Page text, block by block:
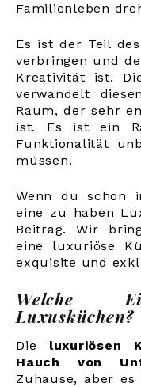
Familienleben
Es ist der Teil
verbringen und
Kreativität ist.
verwandelt
Raum, der sehr
ist. Es ist ein
Funktionalität
müssen.
Wenn du schon
eine zu haben
Beitrag. Wir
eine luxuriöse
exquisite und
Welche
Luxusküchen?
Die luxuriösen
Hauch von
Zuhause, aber